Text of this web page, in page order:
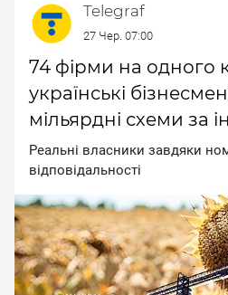
Telegraf
27 Чер. 07:00
74 фірми на одного
українські
мільярдні схеми за
Peaльнi влacники зaвдяки
вiдпoвiдaльнocтi